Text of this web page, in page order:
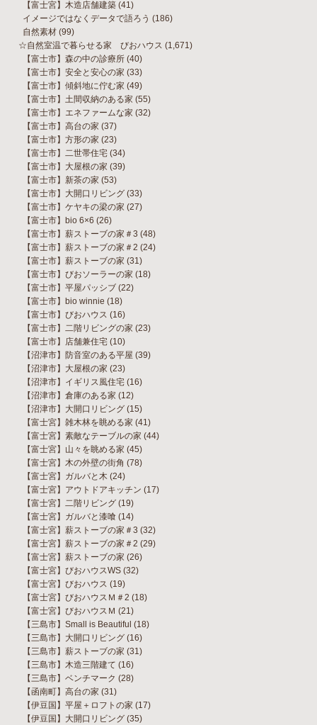
【富士宮】木造店舗建築 (41)
イメージではなくデータで語ろう (186)
自然素材 (99)
☆自然室温で暮らせる家 びおハウス (1,671)
【富士市】森の中の診療所 (40)
【富士市】安全と安心の家 (33)
【富士市】傾斜地に佇む家 (49)
【富士市】土間収納のある家 (55)
【富士市】エネファームな家 (32)
【富士市】高台の家 (37)
【富士市】方形の家 (23)
【富士市】二世帯住宅 (34)
【富士市】大屋根の家 (39)
【富士市】新茶の家 (53)
【富士市】大開口リビング (33)
【富士市】ケヤキの梁の家 (27)
【富士市】bio 6×6 (26)
【富士市】薪ストーブの家＃3 (48)
【富士市】薪ストーブの家＃2 (24)
【富士市】薪ストーブの家 (31)
【富士市】びおソーラーの家 (18)
【富士市】平屋パッシブ (22)
【富士市】bio winnie (18)
【富士市】びおハウス (16)
【富士市】二階リビングの家 (23)
【富士市】店舗兼住宅 (10)
【沼津市】防音室のある平屋 (39)
【沼津市】大屋根の家 (23)
【沼津市】イギリス風住宅 (16)
【沼津市】倉庫のある家 (12)
【沼津市】大開口リビング (15)
【富士宮】雑木林を眺める家 (41)
【富士宮】素敵なテーブルの家 (44)
【富士宮】山々を眺める家 (45)
【富士宮】木の外壁の街角 (78)
【富士宮】ガルバと木 (24)
【富士宮】アウトドアキッチン (17)
【富士宮】二階リビング (19)
【富士宮】ガルバと漆喰 (14)
【富士宮】薪ストーブの家＃3 (32)
【富士宮】薪ストーブの家＃2 (29)
【富士宮】薪ストーブの家 (26)
【富士宮】びおハウスWS (32)
【富士宮】びおハウス (19)
【富士宮】びおハウスＭ＃2 (18)
【富士宮】びおハウスＭ (21)
【三島市】Small is Beautiful (18)
【三島市】大開口リビング (16)
【三島市】薪ストーブの家 (31)
【三島市】木造三階建て (16)
【三島市】ベンチマーク (28)
【函南町】高台の家 (31)
【伊豆国】平屋＋ロフトの家 (17)
【伊豆国】大開口リビング (35)